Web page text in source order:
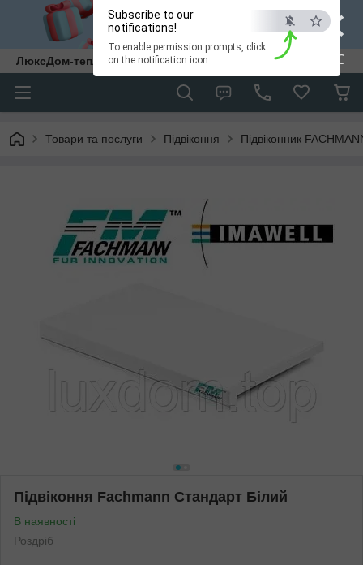
×
ESC
Subscribe to our
notifications!
To enable permission prompts, click
on the notification icon
ЛюксДом-тепло та затишок у кожен дім.
Товари та послуги Підвіконня Підвіконник
Підвіконня Fachmann Стандарт Білий
В наявності
Роздріб